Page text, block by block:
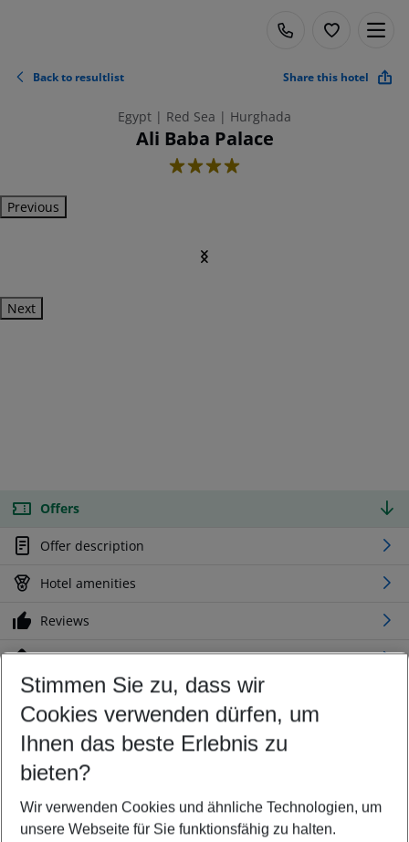
Back to resultlist Share this hotel
Egypt | Red Sea | Hurghada
Ali Baba Palace
4
Previous
Next
Offers
Offer description
Hotel amenities
Reviews
Location
Customize your offer
Find the perfect deal which suits your best
Your departure airport
Any airport
Select your date range
08/08/26–06/08/27 5-8 nights
Stimmen Sie zu, dass wir
Cookies verwenden dürfen, um
Ihnen das beste Erlebnis zu
bieten?
Wir verwenden Cookies und ähnliche Technologien, um
unsere Webseite für Sie funktionsfähig zu halten.